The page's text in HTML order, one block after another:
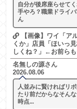
自分が後席座らせて
手やろ？職業ドライ
ん
【画像】ワイ「ア
くか」店員「ほいっ
しくね？」←お前ら
名無しの源さん
2026.08.06
人並みに賢ければリ
たり前だからなそん
時点...